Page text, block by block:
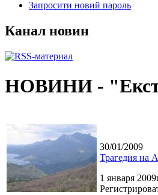
Запросити новий пароль
Канал новин
НОВИНИ -
30/01/2009
Трагедия на
1 января